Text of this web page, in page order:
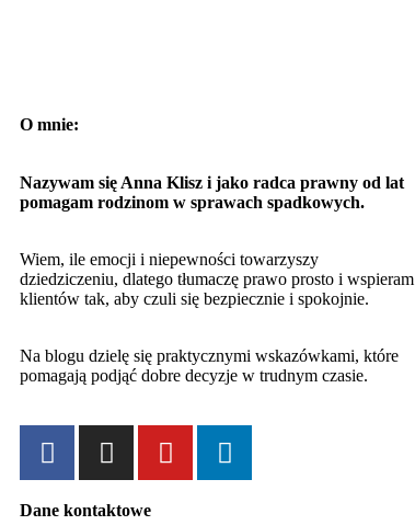
O mnie:
Nazywam się Anna Klisz i jako radca prawny od lat
pomagam rodzinom w sprawach spadkowych.
Wiem, ile emocji i niepewności towarzyszy
dziedziczeniu, dlatego tłumaczę prawo prosto i wspieram
klientów tak, aby czuli się bezpiecznie i spokojnie.
Na blogu dzielę się praktycznymi wskazówkami, które
pomagają podjąć dobre decyzje w trudnym czasie.
Dane kontaktowe